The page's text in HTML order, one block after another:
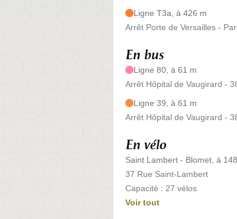
Ligne T3a, à 426 m
Arrêt Porte de Versailles -
En bus
Ligne 80, à 61 m
Arrêt Hôpital de Vaugirard -
Ligne 39, à 61 m
Arrêt Hôpital de Vaugirard -
En vélo
Saint Lambert - Blomet, à
37 Rue Saint-Lambert
Capacité : 27 vélos
Voir tout